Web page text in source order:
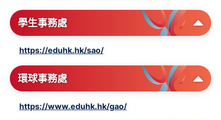
學生事務處
https://eduhk.hk/sao/
環球事務處
https://www.eduhk.hk/gao/